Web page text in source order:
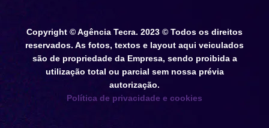
Copyright © Agência Tecra. 2023 © Todos os direitos
reservados. As fotos, textos e layout aqui veiculados
são de propriedade da Empresa, sendo proibida a
utilização total ou parcial sem nossa prévia
autorização.
Política de privacidade e cookies